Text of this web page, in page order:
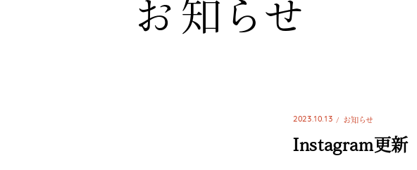
お 知 ら せ
2023.10.13 お知らせ
Instagram更新